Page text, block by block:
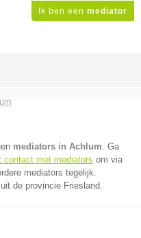
Ik ben een mediator
mediators in Achlum. Ga
contact met mediators om via
mediators tegelijk.
de provincie Friesland.